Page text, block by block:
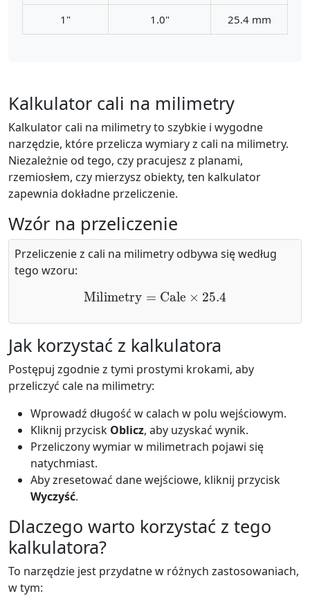
1" 1.0" 25.4 mm
Kalkulator cali na milimetry
Kalkulator cali na milimetry to szybkie i wygodne
narzędzie, które przelicza wymiary z cali na milimetry.
Niezależnie od tego, czy pracujesz z planami,
rzemiosłem, czy mierzysz obiekty, ten kalkulator
zapewnia dokładne przeliczenie.
Wzór na przeliczenie
Przeliczenie z cali na milimetry odbywa się według
tego wzoru:
Milimetry= Cale ×25.4
Jak korzystać z kalkulatora
Postępuj zgodnie z tymi prostymi krokami, aby
przeliczyć cale na milimetry:
Wprowadź długość w calach w polu wejściowym.
Kliknij przycisk Oblicz, aby uzyskać wynik.
Przeliczony wymiar w milimetrach pojawi się
natychmiast.
Aby zresetować dane wejściowe, kliknij przycisk
Wyczyść.
Dlaczego warto korzystać z tego
kalkulatora?
To narzędzie jest przydatne w różnych zastosowaniach,
w tym: